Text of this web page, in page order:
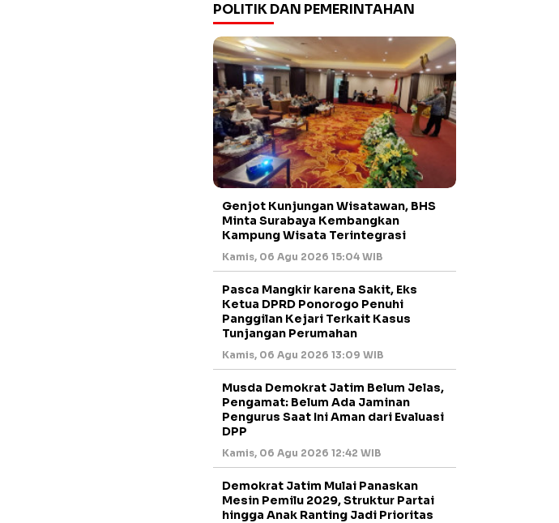
POLITIK DAN PEMERINTAHAN
Genjot Kunjungan Wisatawan, BHS
Minta Surabaya Kembangkan
Kampung Wisata Terintegrasi
Kamis, 06 Agu 2026 15:04 WIB
Pasca Mangkir karena Sakit, Eks
Ketua DPRD Ponorogo Penuhi
Panggilan Kejari Terkait Kasus
Tunjangan Perumahan
Kamis, 06 Agu 2026 13:09 WIB
Musda Demokrat Jatim Belum Jelas,
Pengamat: Belum Ada Jaminan
Pengurus Saat Ini Aman dari Evaluasi
DPP
Kamis, 06 Agu 2026 12:42 WIB
Demokrat Jatim Mulai Panaskan
Mesin Pemilu 2029, Struktur Partai
hingga Anak Ranting Jadi Prioritas